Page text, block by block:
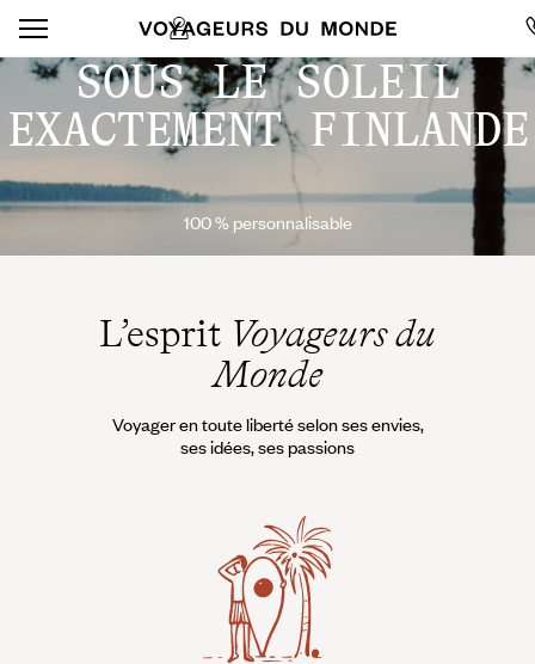
SOUS LE SOLEIL
EXACTEMENT FINLANDE
100 % personnalisable
L’esprit Voyageurs du
Monde
Voyager en toute liberté selon ses envies,
ses idées, ses passions